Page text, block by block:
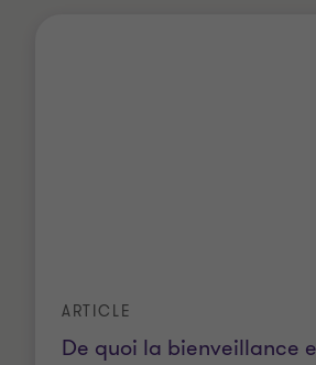
De quoi la bienveillance
ARTICLE